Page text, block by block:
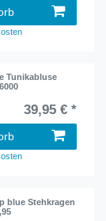
Tunikabluse
39,95 € *
blue Stehkragen